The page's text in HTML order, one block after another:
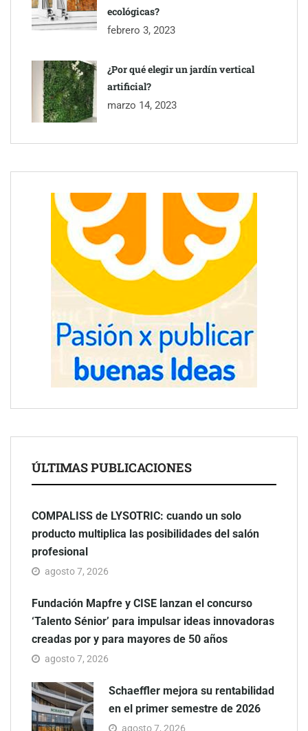
ecológicas?
febrero 3, 2023
¿Por qué elegir un jardín vertical
artificial?
marzo 14, 2023
ÚLTIMAS PUBLICACIONES
COMPALISS de LYSOTRIC: cuando un solo
producto multiplica las posibilidades del salón
profesional
agosto 7, 2026
Fundación Mapfre y CISE lanzan el concurso
‘Talento Sénior’ para impulsar ideas innovadoras
creadas por y para mayores de 50 años
agosto 7, 2026
Schaeffler mejora su rentabilidad
en el primer semestre de 2026
agosto 7, 2026